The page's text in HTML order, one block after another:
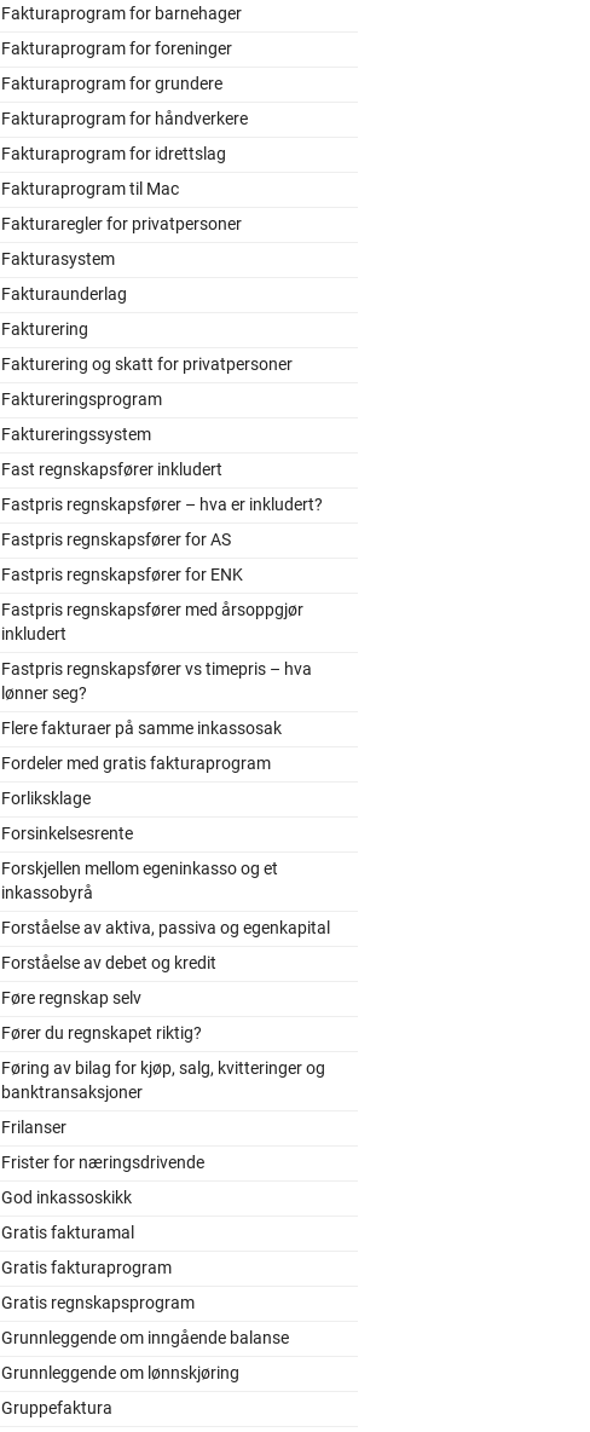
Fakturaprogram for barnehager
Fakturaprogram for foreninger
Fakturaprogram for grundere
Fakturaprogram for håndverkere
Fakturaprogram for idrettslag
Fakturaprogram til Mac
Fakturaregler for privatpersoner
Fakturasystem
Fakturaunderlag
Fakturering
Fakturering og skatt for privatpersoner
Faktureringsprogram
Faktureringssystem
Fast regnskapsfører inkludert
Fastpris regnskapsfører – hva er inkludert?
Fastpris regnskapsfører for AS
Fastpris regnskapsfører for ENK
Fastpris regnskapsfører med årsoppgjør
inkludert
Fastpris regnskapsfører vs timepris – hva
lønner seg?
Flere fakturaer på samme inkassosak
Fordeler med gratis fakturaprogram
Forliksklage
Forsinkelsesrente
Forskjellen mellom egeninkasso og et
inkassobyrå
Forståelse av aktiva, passiva og egenkapital
Forståelse av debet og kredit
Føre regnskap selv
Fører du regnskapet riktig?
Føring av bilag for kjøp, salg, kvitteringer og
banktransaksjoner
Frilanser
Frister for næringsdrivende
God inkassoskikk
Gratis fakturamal
Gratis fakturaprogram
Gratis regnskapsprogram
Grunnleggende om inngående balanse
Grunnleggende om lønnskjøring
Gruppefaktura